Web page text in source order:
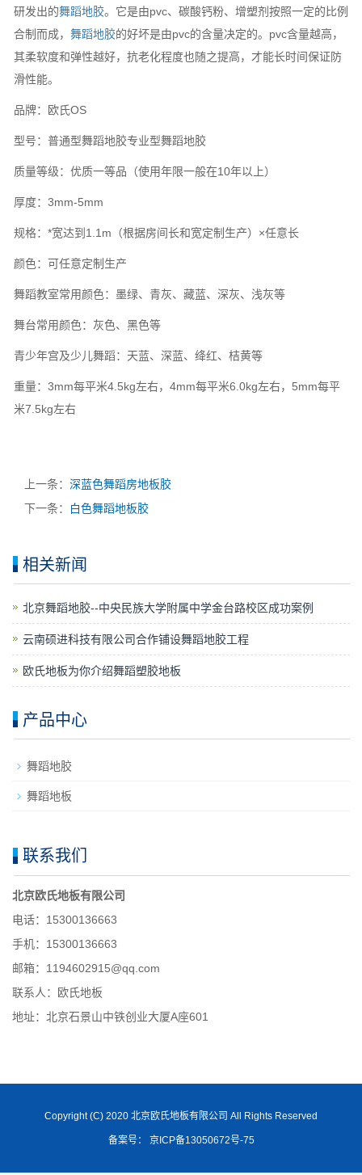
研发出的舞蹈地胶。它是由pvc、碳酸钙粉、增塑剂按照一定的比例
合制而成， 舞蹈地胶的好坏是由pvc的含量决定的。pvc含量越高，
其柔软度和弹性越好，抗老化程度也随之提高，才能长时间保证防
滑性能。
品牌：欧氏OS
型号：普通型舞蹈地胶专业型舞蹈地胶
质量等级：优质一等品（使用年限一般在10年以上）
厚度：3mm-5mm
规格：*宽达到1.1m（根据房间长和宽定制生产）×任意长
颜色：可任意定制生产
舞蹈教室常用颜色：墨绿、青灰、藏蓝、深灰、浅灰等
舞台常用颜色：灰色、黑色等
青少年宫及少儿舞蹈：天蓝、深蓝、绛红、桔黄等
重量：3mm每平米4.5kg左右，4mm每平米6.0kg左右，5mm每平
米7.5kg左右
上一条： 深蓝色舞蹈房地板胶
下一条：
白色舞蹈地板胶
相关新闻
​北京舞蹈地胶--中央民族大学附属中学金台路校区成功案例
云南硕进科技有限公司合作铺设舞蹈地胶工程
欧氏地板为你介绍舞蹈塑胶地板
产品中心
舞蹈地胶
舞蹈地板
联系我们
北京欧氏地板有限公司
电话：15300136663
手机：15300136663
邮箱：1194602915@qq.com
联系人：欧氏地板
地址：北京石景山中铁创业大厦A座601
Copyright (C) 2020 北京欧氏地板有限公司 All Rights Reserved
备案号： 京ICP备13050672号-75